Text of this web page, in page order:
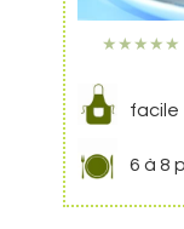
★ ★ ★ ★ ★
facile
6 à 8